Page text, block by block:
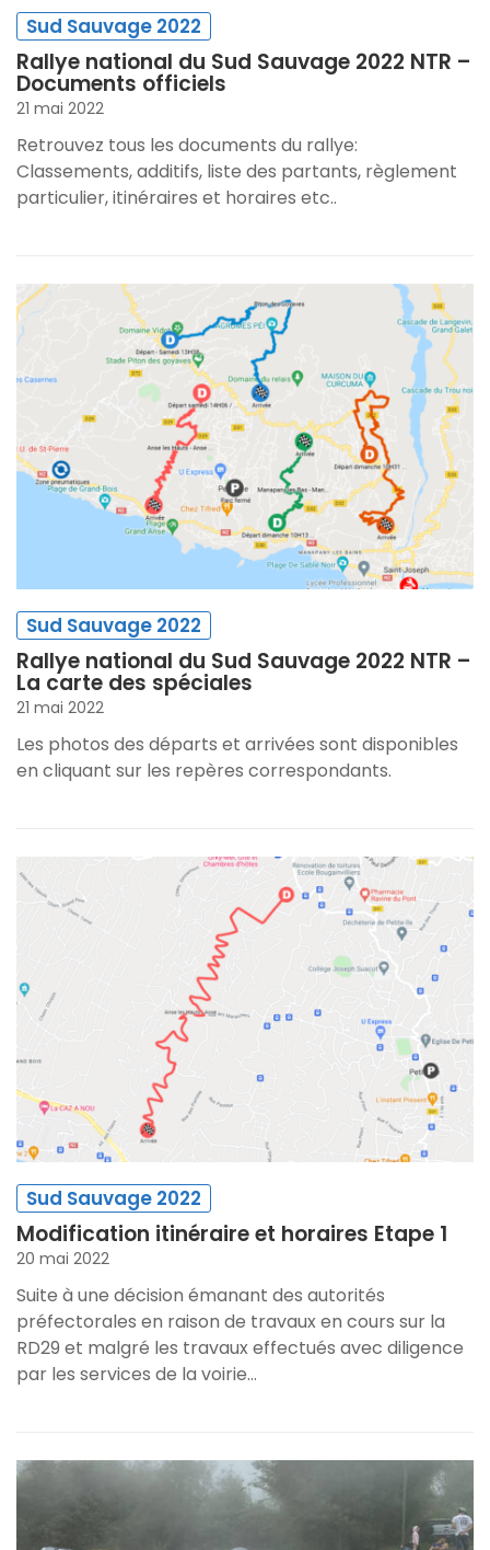
Sud Sauvage 2022
Rallye national du Sud Sauvage 2022 NTR –
Documents officiels
21 mai 2022
Retrouvez tous les documents du rallye:
Classements, additifs, liste des partants, règlement
particulier, itinéraires et horaires etc..
Sud Sauvage 2022
Rallye national du Sud Sauvage 2022 NTR –
La carte des spéciales
21 mai 2022
Les photos des départs et arrivées sont disponibles
en cliquant sur les repères correspondants.
Sud Sauvage 2022
Modification itinéraire et horaires Etape 1
20 mai 2022
Suite à une décision émanant des autorités
préfectorales en raison de travaux en cours sur la
RD29 et malgré les travaux effectués avec diligence
par les services de la voirie…